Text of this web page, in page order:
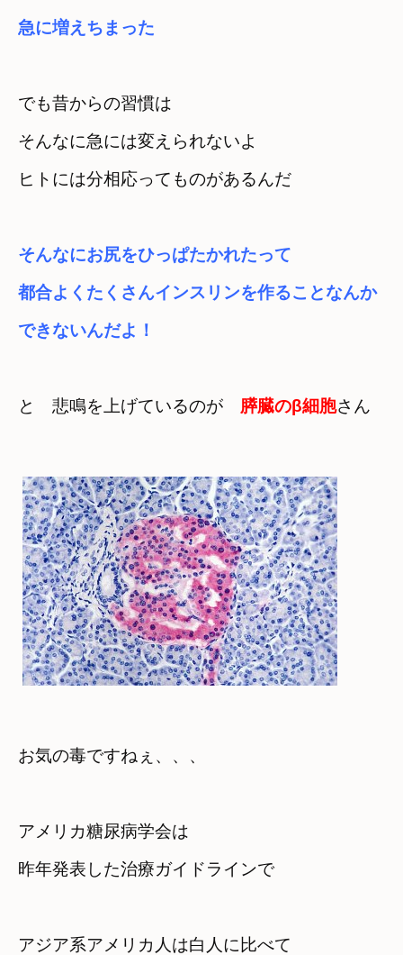
急に増えちまった
でも昔からの習慣は
そんなに急には変えられないよ
ヒトには分相応ってものがあるんだ
そんなにお尻をひっぱたかれたって
都合よくたくさんインスリンを作ることなんか
できないんだよ！
と　悲鳴を上げているのが 膵臓のβ細胞さん
お気の毒ですねぇ、、、
アメリカ糖尿病学会は
アジア系アメリカ人は白人に比べて